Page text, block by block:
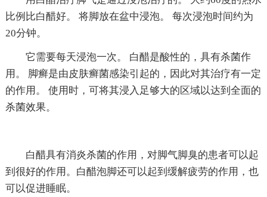
比例比白醋好。 将脚放在盆中浸泡。 每次浸泡时间约为
20分钟。
它需要每天浸泡一次。 白醋是酸性的，具有杀菌作
用。 脚癣是由皮肤癣菌感染引起的，因此对其治疗有一定
的作用。 使用时，可将其浸入足够大的区域以达到全面的
杀菌效果。
白醋具有消炎杀菌的作用，对脚气脚臭的患者可以起
到很好的作用。白醋泡脚还可以起到缓解疲劳的作用，也
可以促进睡眠。